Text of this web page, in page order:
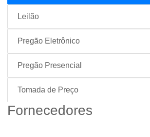
Leilão
Pregão Eletrônico
Pregão Presencial
Tomada de Preço
Fornecedores